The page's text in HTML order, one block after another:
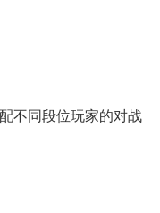
不同段位玩家的对战